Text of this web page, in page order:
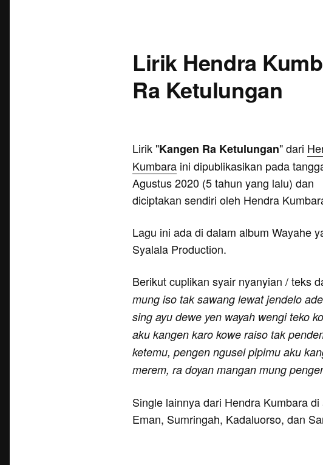
Lirik Hendra
Ra Ketulungan
Lirik "Kangen Ra Ketulungan" dari
Kumbara ini dipublikasikan pada
Agustus 2020 (5 tahun yang lalu) dan
diciptakan sendiri oleh Hendra
Lagu ini ada di dalam album Wayahe
Syalala Production.
Berikut cuplikan syair nyanyian / teks
mung iso tak sawang lewat jendelo
sing ayu dewe yen wayah wengi teko
aku kangen karo kowe raiso tak
ketemu, pengen ngusel pipimu aku
merem, ra doyan mangan mung
Single lainnya dari Hendra Kumbara
Eman, Sumringah, Kadaluorso, dan